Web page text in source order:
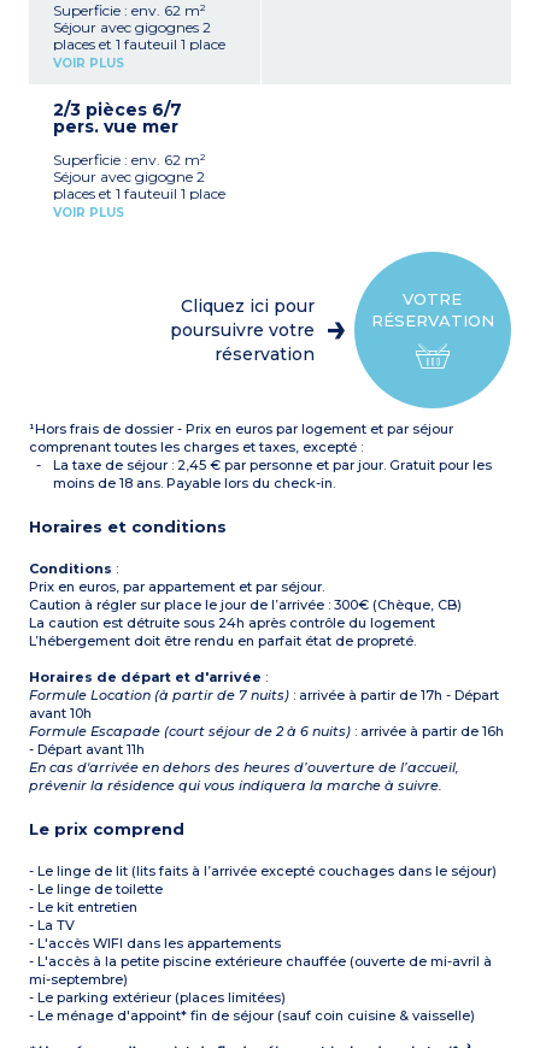
Superficie : env. 62 m²
Séjour avec gigognes 2
places et 1 fauteuil 1 place
Kitchenette équipée
vaisselle, cafetière à
capsules)
(160 cm) avec douche et
WC
1 chambre avec 2 lits
superposés
Au 1er et 2e étage (côté
VOIR PLUS
2/3 pièces 6/7
pers. vue mer
Superficie : env. 62 m²
Séjour avec gigogne 2
places et 1 fauteuil 1 place
Kitchenette équipée
1 chambre avec 1 lit double
1 chambre avec 2 lits
2 salles de douche, sèche-
Situé au 3e étage :
accessible par ascenseur
jusqu'au 2e étage, puis
par les escaliers.
VOIR PLUS
VOTRE
RÉSERVATION
Cliquez ici pour
poursuivre votre
réservation
¹Hors frais de dossier - Prix en euros par logement et par séjour
comprenant toutes les charges et taxes, excepté :
La taxe de séjour : 2,45 € par personne et par jour. Gratuit pour les
moins de 18 ans. Payable lors du check-in.
Horaires et conditions
Conditions :
Prix en euros, par appartement et par séjour.
Caution à régler sur place le jour de l’arrivée : 300€ (Chèque, CB)
La caution est détruite sous 24h après contrôle du logement
L’hébergement doit être rendu en parfait état de propreté.
Horaires de départ et d'arrivée :
Formule Location (à partir de 7 nuits) : arrivée à partir de 17h - Départ
avant 10h
Formule Escapade (court séjour de 2 à 6 nuits) : arrivée à partir de 16h
- Départ avant 11h
En cas d'arrivée en dehors des heures d’ouverture de l’accueil,
prévenir la résidence qui vous indiquera la marche à suivre.
Le prix comprend
- Le linge de lit (lits faits à l’arrivée excepté couchages dans le séjour)
- Le linge de toilette
- Le kit entretien
- La TV
- L'accès WIFI dans les appartements
- L'accès à la petite piscine extérieure chauffée (ouverte de mi-avril à
mi-septembre)
- Le parking extérieur (places limitées)
- Le ménage d'appoint* fin de séjour (sauf coin cuisine & vaisselle)